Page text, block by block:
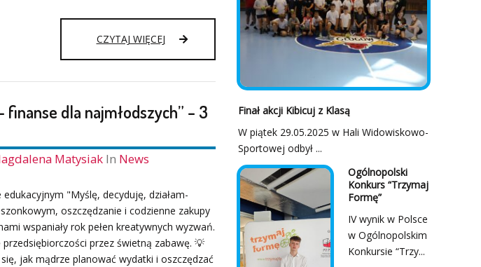
CZYTAJ WIĘCEJNAUKA
PROGRAMOWANIA
KLASIE
2A
finanse dla najmłodszych” – 3
Matysiak In News
"Myślę, decyduję, działam-
oszczędzanie i codzienne zakupy
wspaniały rok pełen kreatywnych wyzwań.
przez świetną zabawę. 💡
jak mądrze planować wydatki i oszczędzać
Finał akcji Kibicuj z Klasą
W piątek 29.05.2025 w Hali Widowiskowo-
Sportowej odbył ...
Ogólnopolski
Konkurs “Trzymaj
Formę”
IV wynik w Polsce
w Ogólnopolskim
Konkursie “Trzy...